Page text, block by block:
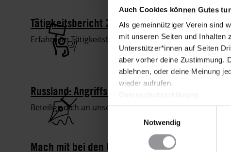
Auch Cookies können Gutes
Als gemeinnütziger Verein sind
mit unseren Seiten und Inhalten
Unterstützer*innen auf Seiten
aber vorher deine Zustimmung.
ablehnen, oder deine Meinung
wieder aufrufen.
Einwilligungsauswahl
Notwendig
Tätigkeitsbericht 2022: Was wir bewegt haben
Erfahre im Tätigkeitsbericht 2022 mehr über unsere
Russland: Angriffskrieg stoppen!
Beteilige dich an unserer E-Mail-Aktion an den
Mach mit bei den Urgent Actions!